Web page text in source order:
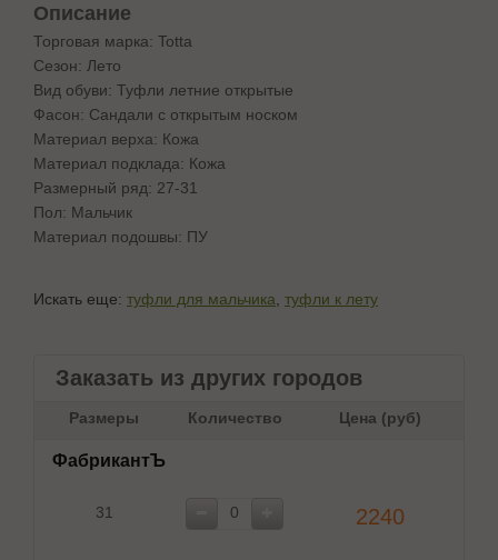
Описание
Торговая марка: Totta
Сезон: Лето
Вид обуви: Туфли летние открытые
Фасон: Сандали с открытым носком
Материал верха: Кожа
Материал подклада: Кожа
Размерный ряд: 27-31
Пол: Мальчик
Материал подошвы: ПУ
Искать еще: туфли для мальчика туфли к лету
Заказать из других городов
Размеры Количество Цена (руб)
ФабрикантЪ
31 2240